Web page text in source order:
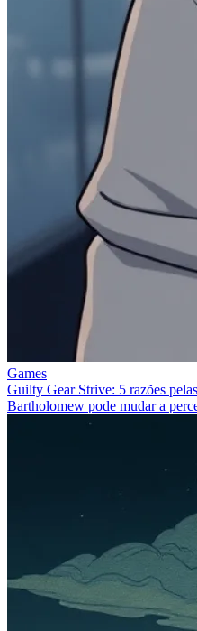
Games
Guilty Gear Strive: 5 razões
Bartholomew pode mudar a